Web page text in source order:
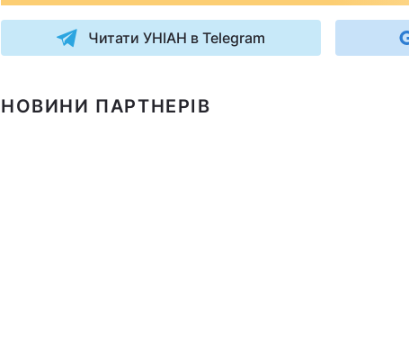
Читати УНІАН в Telegram
НОВИНИ ПАРТНЕРІВ